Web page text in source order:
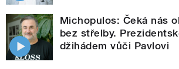
Michopulos: Čeká nás
bez střelby.
džihádem vůči Pavlovi